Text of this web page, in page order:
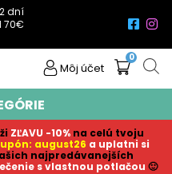
dní
70€
Môj účet
0
ZĽAVU -10% na celú tvoju
august26 a uplatni si
najpredávanejších
s vlastnou potlačou 🙂